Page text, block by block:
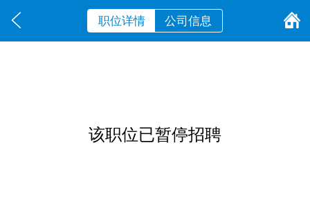
职位详情 公司信息
该职位已暂停招聘